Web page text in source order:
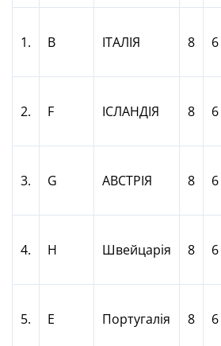
1. В ІТАЛІЯ 8 6
2. F ІСЛАНДІЯ 8 6
3. G АВСТРІЯ 8 6
4. H Швейцарія 8 6
5. Е Португалія 8 6